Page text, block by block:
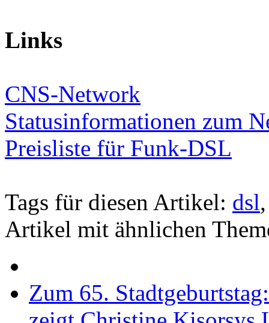
Links
CNS-Network
Statusinformationen zum
Preisliste für Funk-DSL
Tags für diesen Artikel: dsl
Artikel mit ähnlichen
Zum 65.